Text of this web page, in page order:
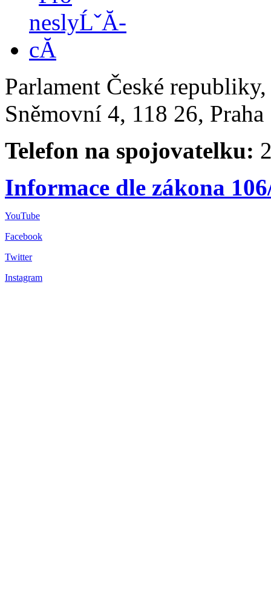
Parlament České
Sněmovní 4, 118 26,
Telefon na spojovatelku:
Informace dle zákona
YouTube
Facebook
Twitter
Instagram